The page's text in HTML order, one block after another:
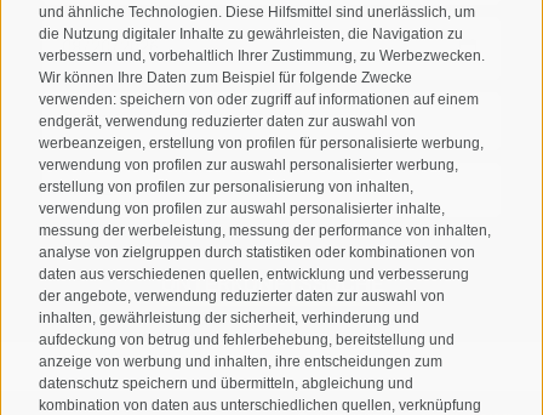
und ähnliche Technologien. Diese Hilfsmittel sind unerlässlich, um
die Nutzung digitaler Inhalte zu gewährleisten, die Navigation zu
verbessern und, vorbehaltlich Ihrer Zustimmung, zu Werbezwecken.
Wir können Ihre Daten zum Beispiel für folgende Zwecke
verwenden: speichern von oder zugriff auf informationen auf einem
endgerät, verwendung reduzierter daten zur auswahl von
werbeanzeigen, erstellung von profilen für personalisierte werbung,
verwendung von profilen zur auswahl personalisierter werbung,
erstellung von profilen zur personalisierung von inhalten,
verwendung von profilen zur auswahl personalisierter inhalte,
messung der werbeleistung, messung der performance von inhalten,
analyse von zielgruppen durch statistiken oder kombinationen von
daten aus verschiedenen quellen, entwicklung und verbesserung
der angebote, verwendung reduzierter daten zur auswahl von
inhalten, gewährleistung der sicherheit, verhinderung und
aufdeckung von betrug und fehlerbehebung, bereitstellung und
anzeige von werbung und inhalten, ihre entscheidungen zum
datenschutz speichern und übermitteln, abgleichung und
kombination von daten aus unterschiedlichen quellen, verknüpfung
UNTERKUNFTSSUCHE